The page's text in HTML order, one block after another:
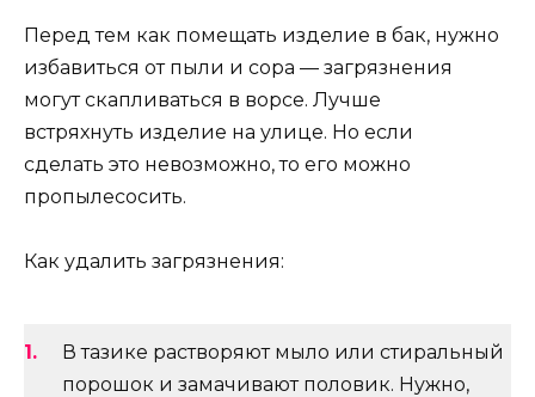
Перед тем как помещать изделие в бак, нужно
избавиться от пыли и сора — загрязнения
могут скапливаться в ворсе. Лучше
встряхнуть изделие на улице. Но если
сделать это невозможно, то его можно
пропылесосить.
Как удалить загрязнения:
В тазике растворяют мыло или стиральный
порошок и замачивают половик. Нужно,